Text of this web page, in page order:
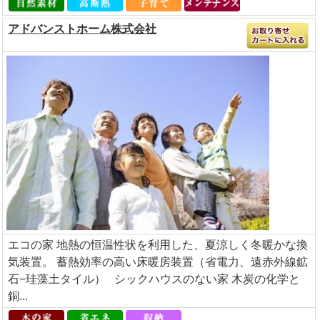
アドバンストホーム株式会社
エコの家 地熱の恒温性状を利用した、夏涼しく冬暖かな換
気装置。 蓄熱効率の高い床暖房装置（省電力、遠赤外線鉱
石−珪藻土タイル） シックハウスのない家 木炭の化学と
銅...